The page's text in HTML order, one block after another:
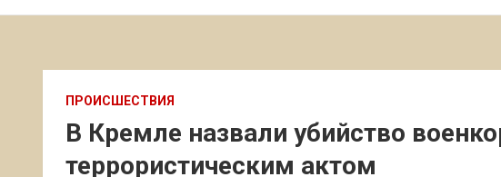
ПРОИСШЕСТВИЯ
В Кремле назвали убийство
террористическим актом